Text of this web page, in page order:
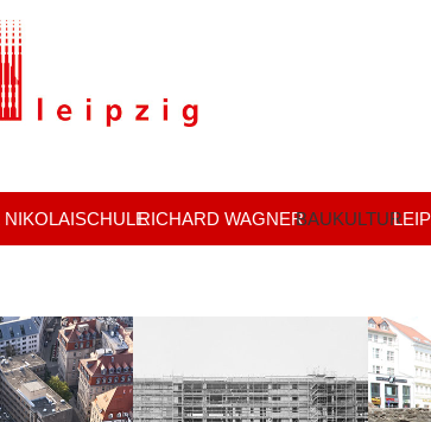
RICHARD WAGNERBAUKULTUR